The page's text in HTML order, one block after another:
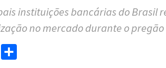
instituições bancárias do Brasil
no mercado durante o pregão
Twitter